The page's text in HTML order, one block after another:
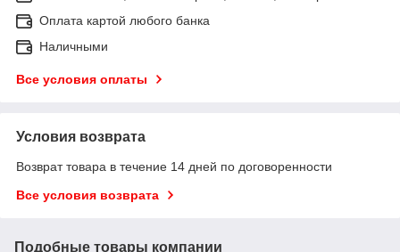
Оплата картой любого банка
Наличными
Все условия оплаты
Условия возврата
Возврат товара в течение 14 дней по договоренности
Все условия возврата
Подобные товары компании